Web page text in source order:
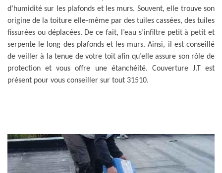
d’humidité sur les plafonds et les murs. Souvent, elle trouve son
origine de la toiture elle-même par des tuiles cassées, des tuiles
fissurées ou déplacées. De ce fait, l’eau s’infiltre petit à petit et
serpente le long des plafonds et les murs. Ainsi, il est conseillé
de veiller à la tenue de votre toit afin qu’elle assure son rôle de
protection et vous offre une étanchéité. Couverture J.T est
présent pour vous conseiller sur tout 31510.